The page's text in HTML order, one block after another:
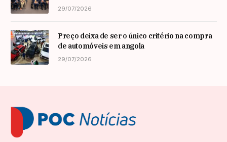
29/07/2026
Preço deixa de ser o único critério na compra
de automóveis em angola
29/07/2026